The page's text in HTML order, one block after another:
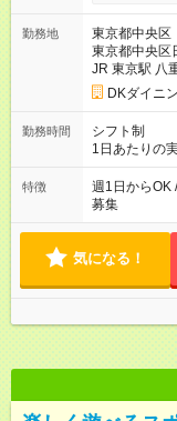
勤務地
東京都中央区
東京都中央区
JR 東京駅 八
DKダイニ
勤務時間
シフト制
1日あたりの
から3時間／
り ※22時以降
フト制
特徴
週1日からOK
募集
気になる！